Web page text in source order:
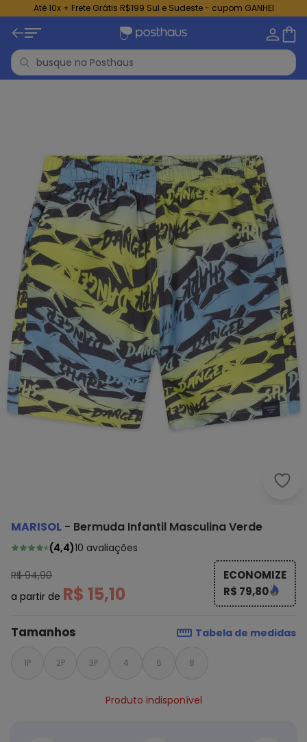
Até 10x + Frete Grátis R$199 Sul e Sudeste - cupom GANHEI
MARISOL - Bermuda Infantil Masculina Verde
(4,4)10 avaliações
R$ 94,90
a partir de R$ 15,10
ECONOMIZE
R$ 79,80
Tamanhos Tabela de medidas
1P 2P 3P 4 6 8
Produto indisponível